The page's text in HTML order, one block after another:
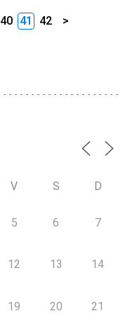
40 41 42 >
V S D
5 6 7
12 13 14
19 20 21